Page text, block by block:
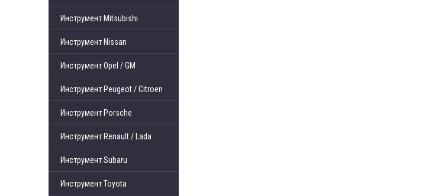
Инструмент Mitsubishi
Инструмент Nissan
Инструмент Opel / GM
Инструмент Peugeot / Citroen
Инструмент Porsche
Инструмент Renault / Lada
Инструмент Subaru
Инструмент Toyota